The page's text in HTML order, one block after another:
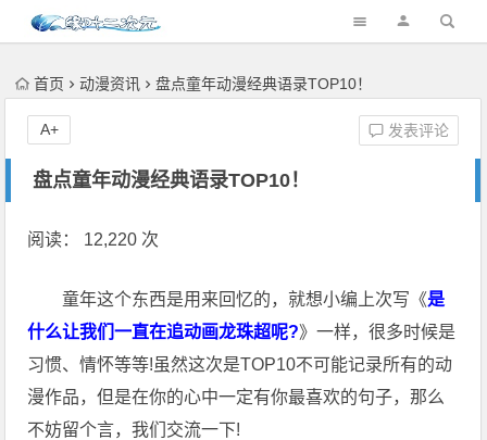
首页 动漫资讯 盘点童年动漫经典语录TOP10！
盘点童年动漫经典语录TOP10！
发表评论
A+
阅读： 12,220 次
童年这个东西是用来回忆的，就想小编上次写《是
什么让我们一直在追动画龙珠超呢?》一样，很多时候是
习惯、情怀等等!虽然这次是TOP10不可能记录所有的动
漫作品，但是在你的心中一定有你最喜欢的句子，那么
不妨留个言，我们交流一下!